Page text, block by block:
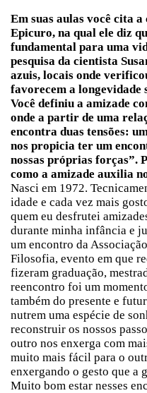
Em suas aulas você cita
Epicuro, na qual ele diz
fundamental para uma
pesquisa da cientista
azuis, locais onde
favorecem a longevidade
Você definiu a amizade
onde a partir de uma
encontra duas tensões:
nos propicia ter um
nossas próprias forças”.
como a amizade auxilia
Nasci em 1972.
idade e cada vez mais
quem eu desfrutei
durante minha infância e
um encontro da
Filosofia, evento em que
fizeram graduação,
reencontro foi um
também do presente e
nutrem uma espécie de
reconstruir os nossos
outro nos enxerga com
muito mais fácil para o
enxergando o gesto que a
Muito bom estar nesses